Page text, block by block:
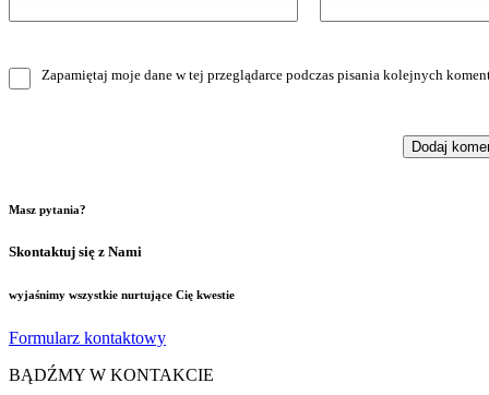
Zapamiętaj moje dane w tej przeglądarce podczas pisania kolejnych
Masz pytania?
Skontaktuj się z Nami
wyjaśnimy wszystkie nurtujące Cię kwestie
Formularz kontaktowy
BĄDŹMY W KONTAKCIE